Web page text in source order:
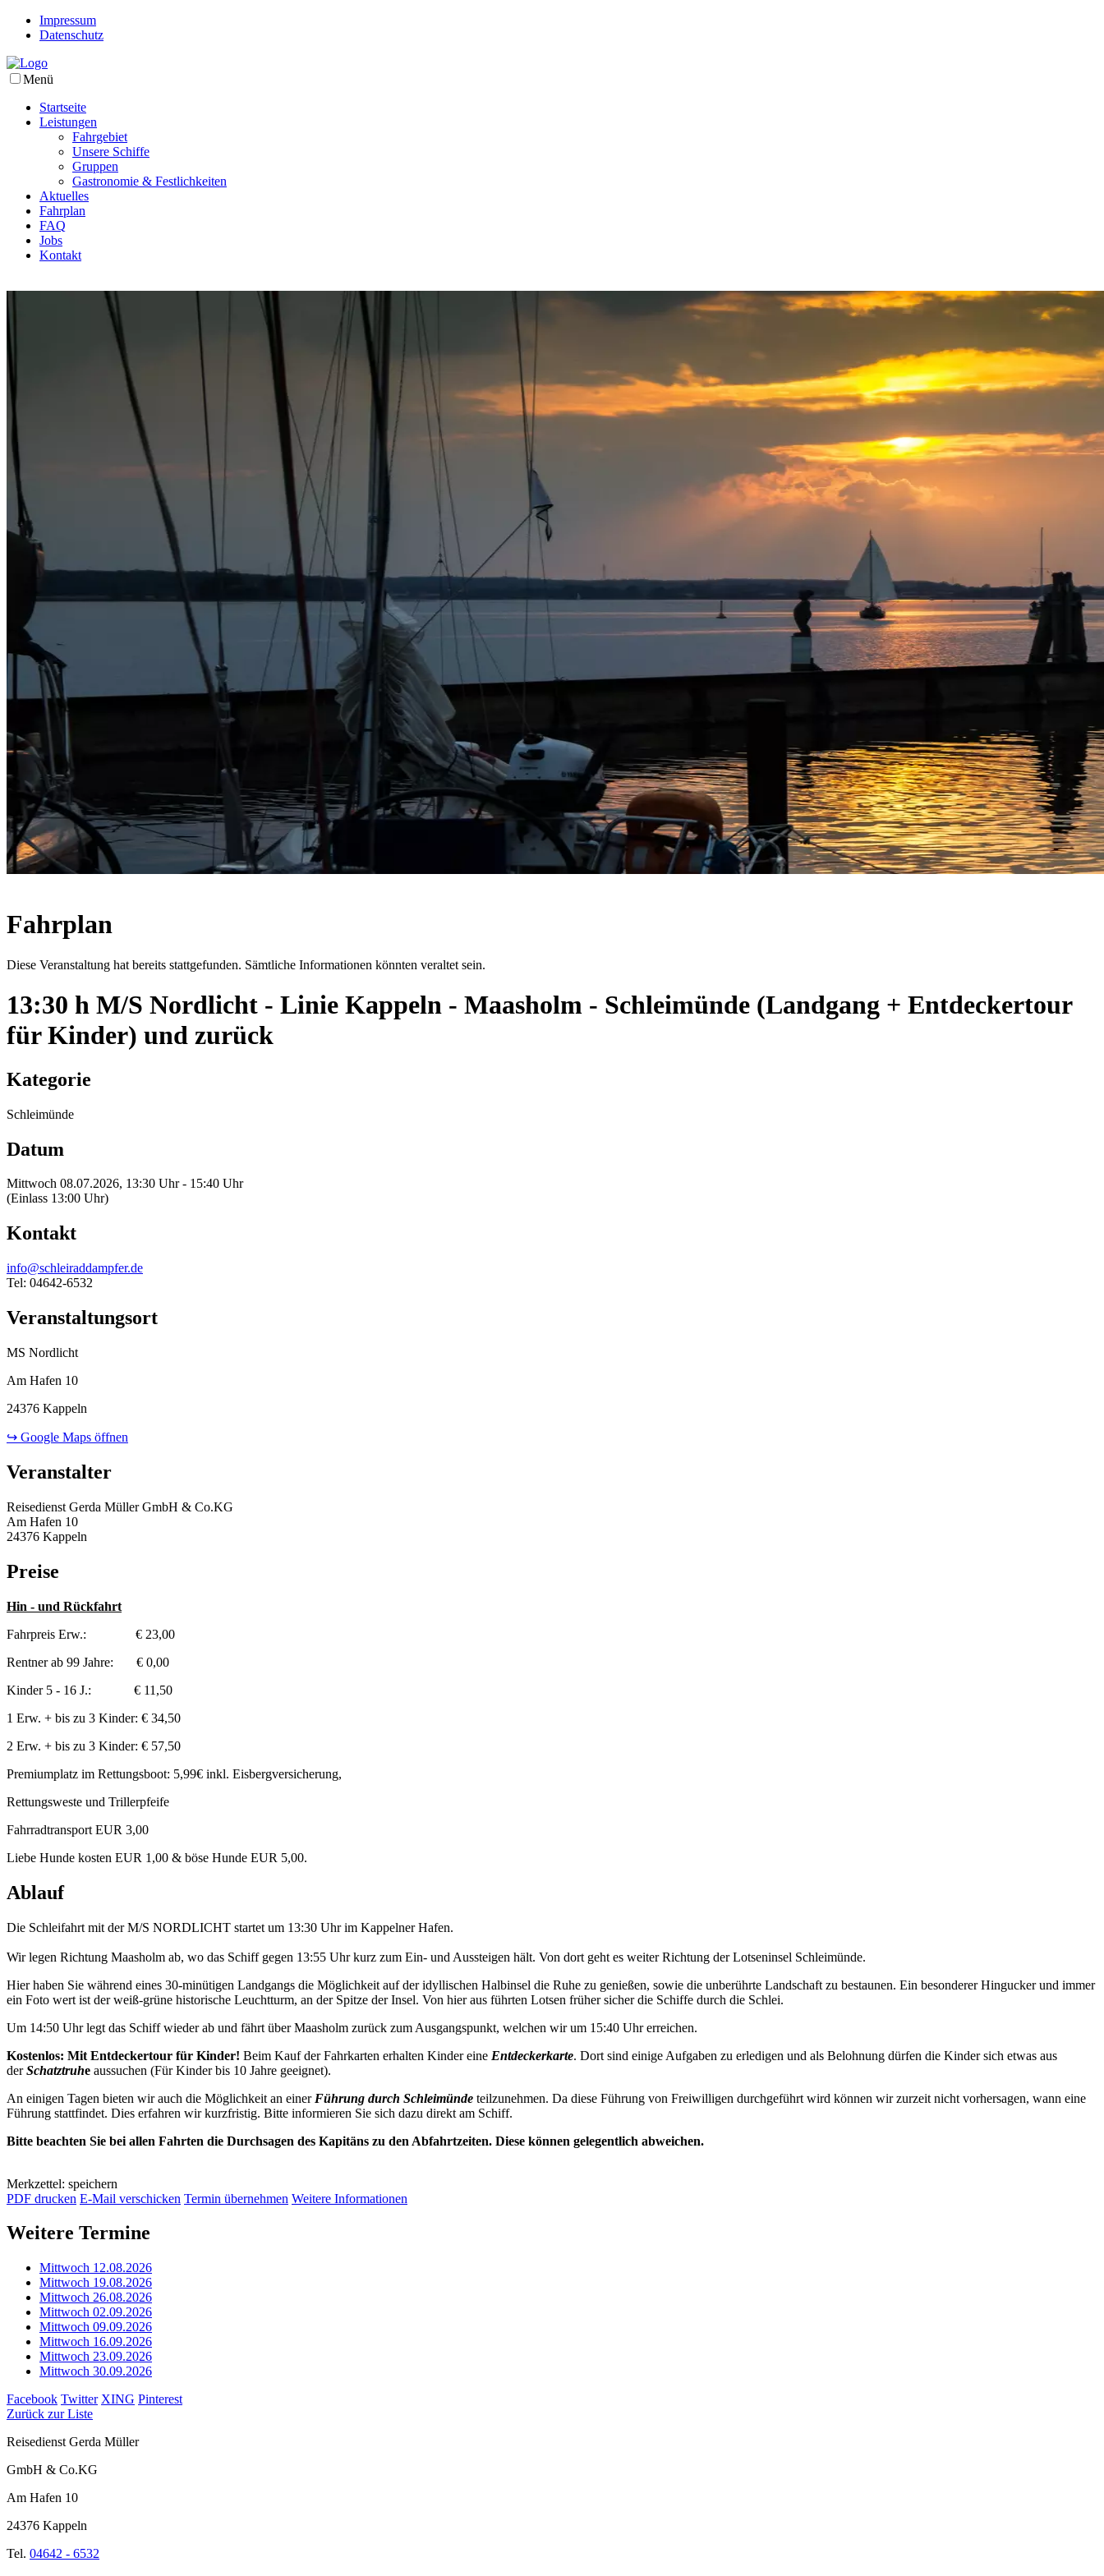
Impressum
Datenschutz
Menü
Startseite
Leistungen
Fahrgebiet
Unsere Schiffe
Gruppen
Gastronomie & Festlichkeiten
Aktuelles
Fahrplan
FAQ
Jobs
Kontakt
Fahrplan
Diese Veranstaltung hat bereits stattgefunden. Sämtliche Informationen könnten veraltet sein.
13:30 h M/S Nordlicht - Linie Kappeln - Maasholm - Schleimünde (Landgang + Entdeckertour
für Kinder) und zurück
Kategorie
Schleimünde
Datum
Mittwoch 08.07.2026, 13:30 Uhr - 15:40 Uhr
(Einlass 13:00 Uhr)
Kontakt
info@schleiraddampfer.de
Tel: 04642-6532
Veranstaltungsort
MS Nordlicht
Am Hafen 10
24376 Kappeln
↪ Google Maps öffnen
Veranstalter
Reisedienst Gerda Müller GmbH & Co.KG
Am Hafen 10
24376 Kappeln
Preise
Hin - und Rückfahrt
Fahrpreis Erw.: € 23,00
Rentner ab 99 Jahre: € 0,00
Kinder 5 - 16 J.: € 11,50
1 Erw. + bis zu 3 Kinder: € 34,50
2 Erw. + bis zu 3 Kinder: € 57,50
Premiumplatz im Rettungsboot: 5,99€ inkl. Eisbergversicherung,
Rettungsweste und Trillerpfeife
Fahrradtransport EUR 3,00
Liebe Hunde kosten EUR 1,00 & böse Hunde EUR 5,00.
Ablauf
Die Schleifahrt mit der M/S NORDLICHT startet um 13:30 Uhr im Kappelner Hafen.
Wir legen Richtung Maasholm ab, wo das Schiff gegen 13:55 Uhr kurz zum Ein- und Aussteigen hält. Von dort geht es weiter Richtung der Lotseninsel Schleimünde.
Hier haben Sie während eines 30-minütigen Landgangs die Möglichkeit auf der idyllischen Halbinsel die Ruhe zu genießen, sowie die unberührte Landschaft zu bestaunen. Ein besonderer Hingucker und immer
ein Foto wert ist der weiß-grüne historische Leuchtturm, an der Spitze der Insel. Von hier aus führten Lotsen früher sicher die Schiffe durch die Schlei.
Um 14:50 Uhr legt das Schiff wieder ab und fährt über Maasholm zurück zum Ausgangspunkt, welchen wir um 15:40 Uhr erreichen.
Kostenlos: Mit Entdeckertour für Kinder! Beim Kauf der Fahrkarten erhalten Kinder eine Entdeckerkarte. Dort sind einige Aufgaben zu erledigen und als Belohnung dürfen die Kinder sich etwas aus
der Schatztruhe aussuchen (Für Kinder bis 10 Jahre geeignet).
An einigen Tagen bieten wir auch die Möglichkeit an einer Führung durch Schleimünde teilzunehmen. Da diese Führung von Freiwilligen durchgeführt wird können wir zurzeit nicht vorhersagen, wann eine
Führung stattfindet. Dies erfahren wir kurzfristig. Bitte informieren Sie sich dazu direkt am Schiff.
Bitte beachten Sie bei allen Fahrten die Durchsagen des Kapitäns zu den Abfahrtzeiten. Diese können gelegentlich abweichen.
Merkzettel: speichern
PDF drucken E-Mail verschicken Termin übernehmen Weitere Informationen
Weitere Termine
Mittwoch 12.08.2026
Mittwoch 19.08.2026
Mittwoch 26.08.2026
Mittwoch 02.09.2026
Mittwoch 09.09.2026
Mittwoch 16.09.2026
Mittwoch 23.09.2026
Mittwoch 30.09.2026
Facebook Twitter XING Pinterest
Zurück zur Liste
Reisedienst Gerda Müller
GmbH & Co.KG
Am Hafen 10
24376 Kappeln
Tel. 04642 - 6532